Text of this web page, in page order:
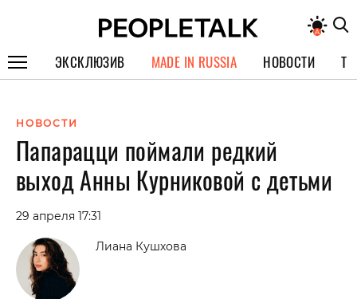
ЭКСКЛЮЗИВ
СПЕЦПРОЕКТЫ
ИНТЕРВЬЮ
ПОКОЛЕНИЕ
MADE IN RUSSIA НОВОСТИ
НОВОСТИ
Папарацци поймали редкий
выход Анны Курниковой с детьми
29 апреля 17:31
Лиана Кушхова